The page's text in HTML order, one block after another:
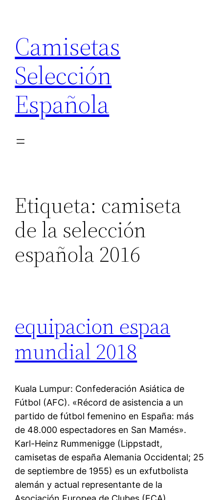
contenido
Camisetas
Selección
Española
Etiqueta: camiseta
de la selección
española 2016
equipacion espaa
mundial 2018
Kuala Lumpur: Confederación Asiática de
Fútbol (AFC). «Récord de asistencia a un
partido de fútbol femenino en España: más
de 48.000 espectadores en San Mamés».
Karl-Heinz Rummenigge (Lippstadt,
camisetas de españa Alemania Occidental; 25
de septiembre de 1955) es un exfutbolista
alemán y actual representante de la